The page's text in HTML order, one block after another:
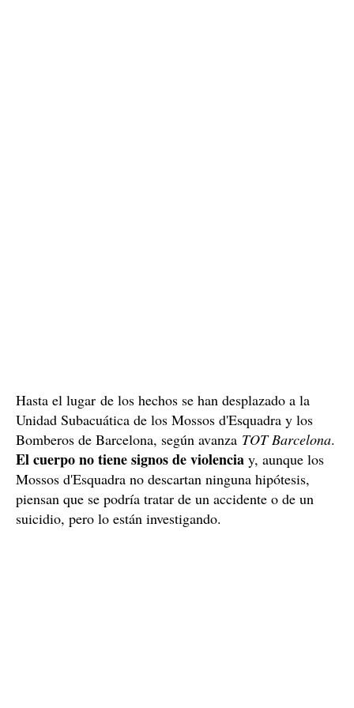
Hasta el lugar de los hechos se han desplazado a la
Unidad Subacuática de los Mossos d'Esquadra y los
Bomberos de Barcelona, según avanza TOT Barcelona.
El cuerpo no tiene signos de violencia y, aunque los
Mossos d'Esquadra no descartan ninguna hipótesis,
piensan que se podría tratar de un accidente o de un
suicidio, pero lo están investigando.